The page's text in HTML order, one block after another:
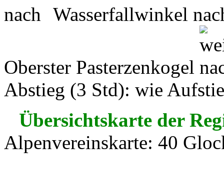
Wasserfallwinkel
Oberster Pasterzenkogel
Abstieg (3 Std): wie
Übersichtskarte der
Alpenvereinskarte: 40